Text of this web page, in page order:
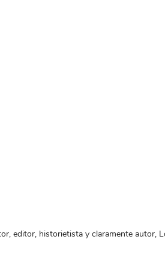
editor, historietista y claramente autor,